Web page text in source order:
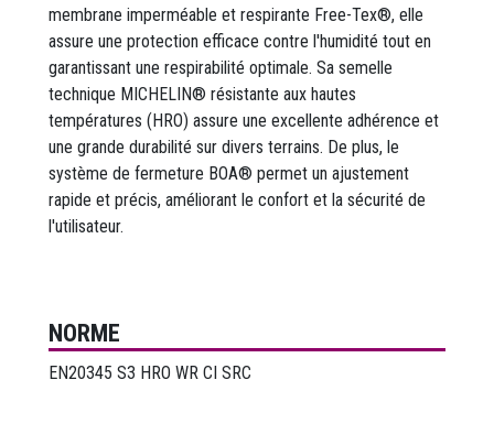
membrane imperméable et respirante Free-Tex®, elle
assure une protection efficace contre l'humidité tout en
garantissant une respirabilité optimale. Sa semelle
technique MICHELIN® résistante aux hautes
températures (HRO) assure une excellente adhérence et
une grande durabilité sur divers terrains. De plus, le
système de fermeture BOA® permet un ajustement
rapide et précis, améliorant le confort et la sécurité de
l'utilisateur.
NORME
EN20345 S3 HRO WR CI SRC